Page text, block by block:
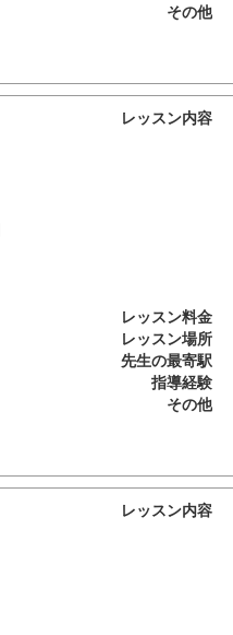
その他
レッスン内容
レッスン料金
レッスン場所
先生の最寄駅
指導経験
その他
レッスン内容